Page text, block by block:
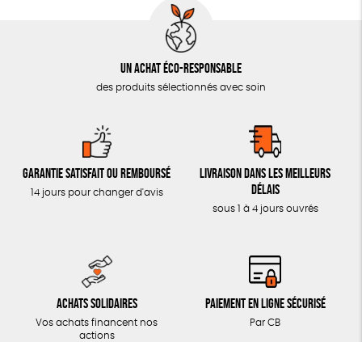
Un achat éco-responsable
des produits sélectionnés avec soin
Garantie satisfait ou remboursé
14 jours pour changer d'avis
Livraison dans les meilleurs
délais
sous 1 à 4 jours ouvrés
Achats solidaires
Vos achats financent nos
actions
Paiement en ligne sécurisé
Par CB